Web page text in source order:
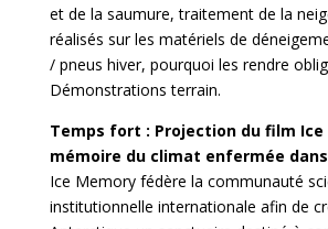
et de la saumure, traitement de la
réalisés sur les matériels de
/ pneus hiver, pourquoi les rendre
Démonstrations terrain.
Temps fort : Projection du film Ice
mémoire du climat enfermée
Ice Memory fédère la communauté
institutionnelle internationale afin de